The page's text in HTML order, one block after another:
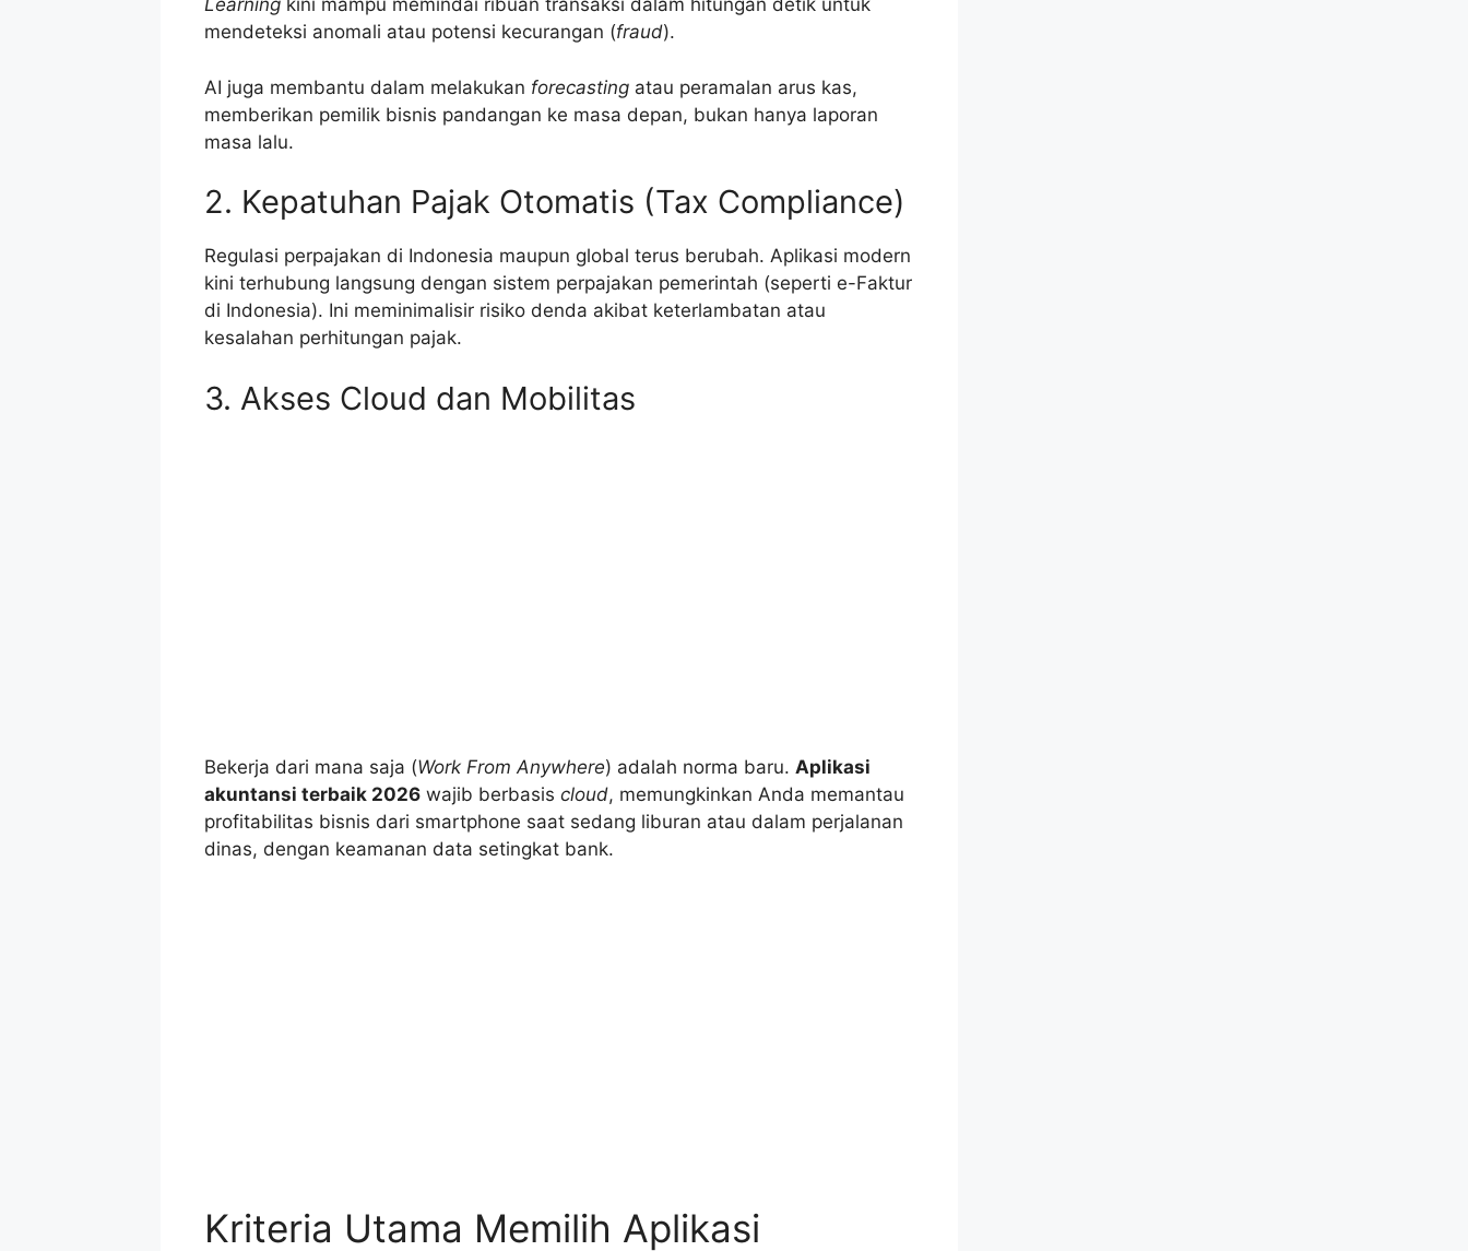
Learning kini mampu memindai ribuan transaksi dalam hitungan detik untuk
mendeteksi anomali atau potensi kecurangan (fraud).
AI juga membantu dalam melakukan forecasting atau peramalan arus kas,
memberikan pemilik bisnis pandangan ke masa depan, bukan hanya laporan
masa lalu.
2. Kepatuhan Pajak Otomatis (Tax Compliance)
Regulasi perpajakan di Indonesia maupun global terus berubah. Aplikasi modern
kini terhubung langsung dengan sistem perpajakan pemerintah (seperti e-Faktur
di Indonesia). Ini meminimalisir risiko denda akibat keterlambatan atau
kesalahan perhitungan pajak.
3. Akses Cloud dan Mobilitas
Bekerja dari mana saja (Work From Anywhere) adalah norma baru. Aplikasi
akuntansi terbaik 2026 wajib berbasis cloud, memungkinkan Anda memantau
profitabilitas bisnis dari smartphone saat sedang liburan atau dalam perjalanan
dinas, dengan keamanan data setingkat bank.
Kriteria Utama Memilih Aplikasi